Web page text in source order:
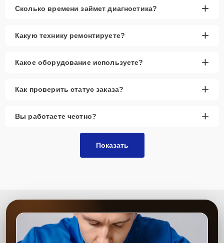
Сколько времени займет диагностика? +
Какую технику ремонтируете? +
Какое оборудование используете? +
Как проверить статус заказа? +
Вы работаете честно? +
Показать